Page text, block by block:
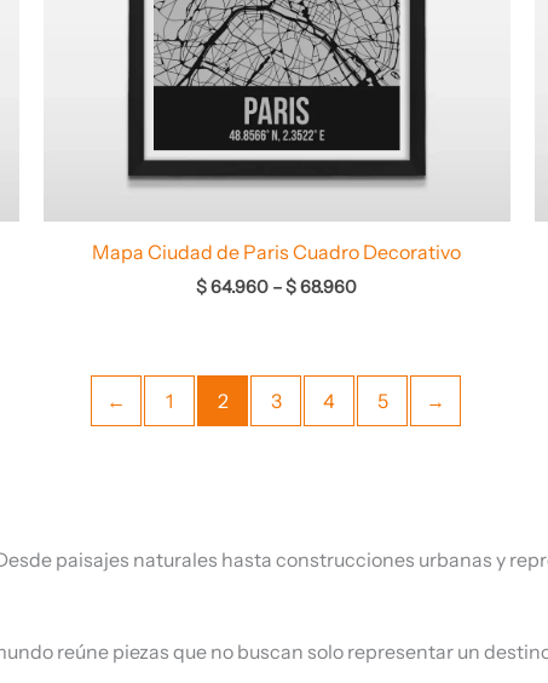
Mapa Ciudad de Paris Cuadro Decorativo
$64.960 –$68.960
← 1 2 3 4 5 →
paisajes naturales hasta construcciones urbanas y
reúne piezas que no buscan solo representar un